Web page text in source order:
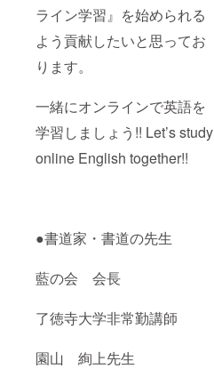
ライン学習』を始められる
よう貢献したいと思ってお
ります。
一緒にオンラインで英語を
学習しましょう!! Let’s study
online English together!!
●書道家・書道の先生
藍の会 会長
了徳寺大学非常勤講師
園山 絢上先生